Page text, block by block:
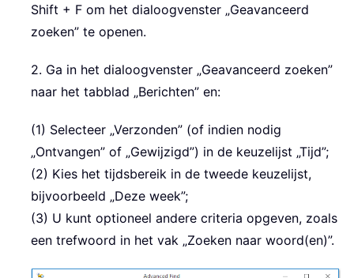
Shift + F om het dialoogvenster „Geavanceerd
zoeken” te openen.
2. Ga in het dialoogvenster „Geavanceerd zoeken”
naar het tabblad „Berichten” en:
(1) Selecteer „Verzonden” (of indien nodig
„Ontvangen” of „Gewijzigd”) in de keuzelijst „Tijd”;
(2) Kies het tijdsbereik in de tweede keuzelijst,
bijvoorbeeld „Deze week”;
(3) U kunt optioneel andere criteria opgeven, zoals
een trefwoord in het vak „Zoeken naar woord(en)”.